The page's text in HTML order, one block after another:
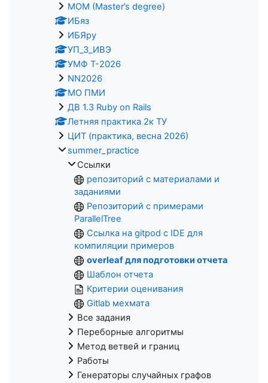
MOM (Master’s degree)
ИБяз
ИБЯpy
УП_3_ИВЭ
УМФ Т-2026
NN2026
МО ПМИ
ДВ 1.3 Ruby on Rails
Летняя практика 2к ТУ
ЦИТ (практика, весна 2026)
summer_practice
Ссылки
репозиторий с материалами и
заданиями
Репозиторий с примерами
ParallelTree
Ссылка на gitpod с IDE для
компиляции примеров
overleaf для подготовки отчета
Шаблон отчета
Критерии оценивания
Gitlab мехмата
Все задания
Переборные алгоритмы
Метод ветвей и границ
Работы
Генераторы случайных графов